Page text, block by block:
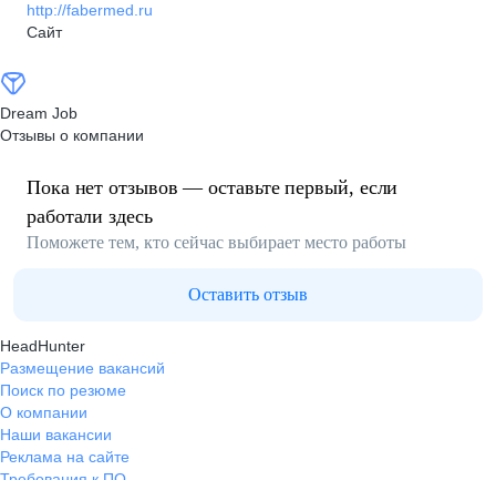
http://fabermed.ru
Сайт
Dream Job
Отзывы о компании
Пока нет отзывов — оставьте первый, если
работали здесь
Поможете тем, кто сейчас выбирает место работы
Оставить отзыв
HeadHunter
Размещение вакансий
Поиск по резюме
О компании
Наши вакансии
Реклама на сайте